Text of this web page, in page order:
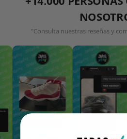
"Consulta nuestras reseñas y